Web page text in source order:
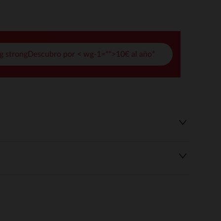
strongDescubro por < wg-1="">10€ al año*